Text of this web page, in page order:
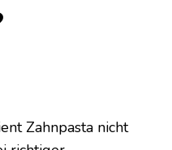
Zahnpasta nicht